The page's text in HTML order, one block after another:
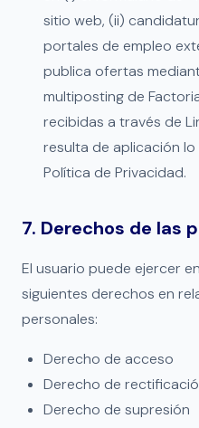
sitio web, (ii)
portales de empleo
publica ofertas
multiposting de
recibidas a través de
resulta de aplicación
Política de Privacidad.
7. Derechos de las
El usuario puede ejercer
siguientes derechos en
personales:
Derecho de acceso
Derecho de
Derecho de supresión